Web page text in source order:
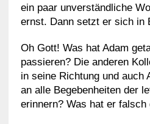
ein paar unverständliche
ernst. Dann setzt er sich in
Oh Gott! Was hat Adam
passieren? Die anderen
in seine Richtung und auch
an alle Begebenheiten der
erinnern? Was hat er falsch